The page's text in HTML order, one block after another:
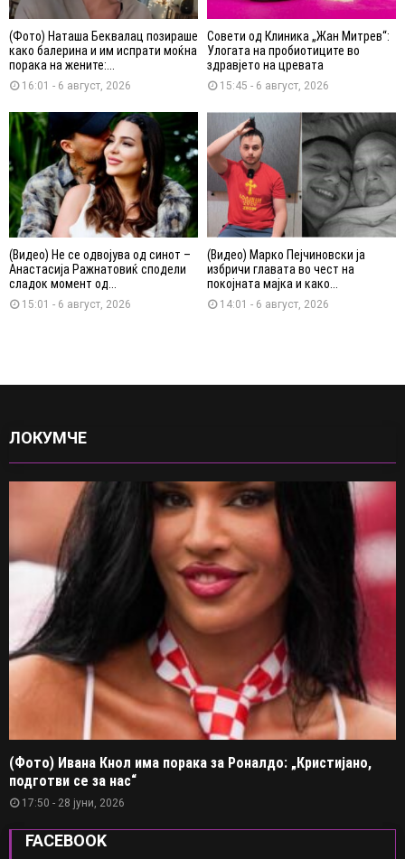
(Фото) Наташа Беквалац позираше
како балерина и им испрати моќна
порака на жените:...
16:01 - 6 август, 2026
Совети од Клиника „Жан Митрев“:
Улогата на пробиотиците во
здравјето на цревата
15:45 - 6 август, 2026
(Видео) Не се одвојува од синот –
Анастасија Ражнатовиќ сподели
сладок момент од...
15:01 - 6 август, 2026
(Видео) Марко Пејчиновски ја
избричи главата во чест на
покојната мајка и како...
14:01 - 6 август, 2026
ЛОКУМЧЕ
(Фото) Ивана Кнол има порака за Роналдо: „Кристијано,
подготви се за нас“
17:50 - 28 јуни, 2026
FACEBOOK